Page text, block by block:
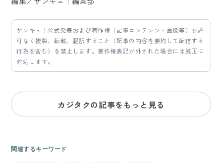
サンキュ！公式発表および著作権（記事コンテンツ・画像等）を許
可なく複製、転載、翻訳すること（記事の内容を要約して配信する
行為を含む）を禁止します。著作権表記が外された場合には厳正に
対処します。
カジタクの記事をもっと見る
関連するキーワード